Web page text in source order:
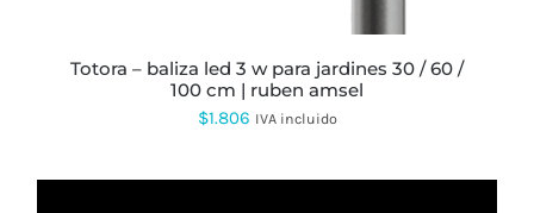
totora – baliza led 3 w para jardines 30 / 60 /
100 cm | ruben amsel
$1.806 IVA incluido